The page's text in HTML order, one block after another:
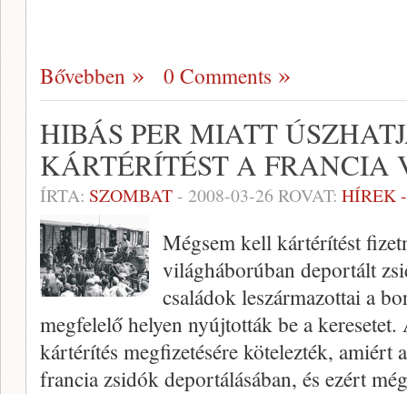
Bővebben 0 Comments
HIBÁS PER MIATT
KÁRTÉRÍTÉST A FRANCIA
ÍRTA: SZOMBAT- 2008-03-26 ROVAT: HÍREK
Mégsem kell kártérítést
világháborúban deportált
családok leszármazottai a
megfelelő helyen nyújtották be a
kártérítés megfizetésére kötelezték,
francia zsidók deportálásában, és ezért